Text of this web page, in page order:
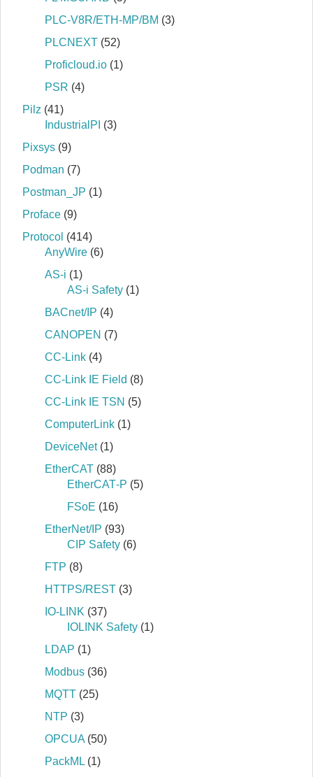
PLC-V8R/ETH-MP/BM (3)
PLCNEXT (52)
Proficloud.io (1)
PSR (4)
Pilz (41)
IndustrialPI (3)
Pixsys (9)
Podman (7)
Postman_JP (1)
Proface (9)
Protocol (414)
AnyWire (6)
AS-i (1)
AS-i Safety (1)
BACnet/IP (4)
CANOPEN (7)
CC-Link (4)
CC-Link IE Field (8)
CC-Link IE TSN (5)
ComputerLink (1)
DeviceNet(1)
EtherCAT (88)
EtherCAT‐P (5)
FSoE (16)
EtherNet/IP (93)
CIP Safety (6)
FTP (8)
HTTPS/REST (3)
IO-LINK (37)
IOLINK Safety (1)
LDAP (1)
Modbus (36)
MQTT (25)
NTP (3)
OPCUA (50)
PackML (1)